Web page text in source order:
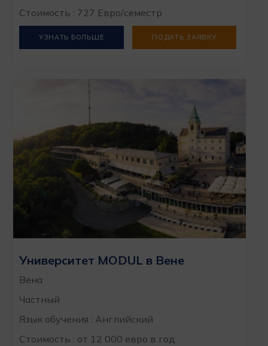
Стоимость : 727 Евро/семестр
УЗНАТЬ БОЛЬШЕ ПОДАТЬ ЗАЯВКУ
Университет MODUL в Вене
Вена
Частный
Язык обучения : Английский
Стоимость : от 12 000 евро в год